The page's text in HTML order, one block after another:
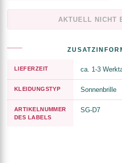
AKTUELL NICHT
LIEFERZEIT ca. 1-3
KLEIDUNGSTYP Sonnenbrille
ARTIKELNUMMER
DES LABELS
SG-D7